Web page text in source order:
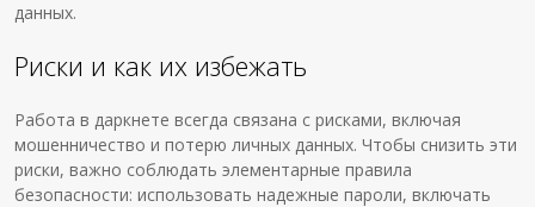
данных.
Риски и как их избежать
Работа в даркнете всегда связана с рисками, включая
мошенничество и потерю личных данных. Чтобы снизить эти
риски, важно соблюдать элементарные правила
безопасности: использовать надежные пароли, включать